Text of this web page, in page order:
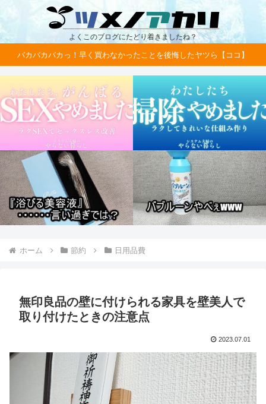
よくこのブログにたどり着きましたね？
バカバカバカっ！早く買わなかったことを後悔したヤツら【ココ】
ホーム 節約 日用品費
無印良品の壁に付けられる家具を壁美人で
取り付けたときの注意点
2023.07.01